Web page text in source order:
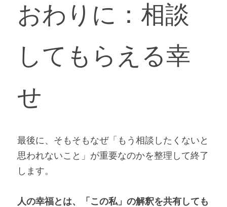
おわりに：相談
してもらえる幸
せ
最後に、そもそもなぜ「もう相談したくないと
思われないこと」が重要なのかを整理して終了
します。
人の幸福とは、「この私」の解釈を共有しても